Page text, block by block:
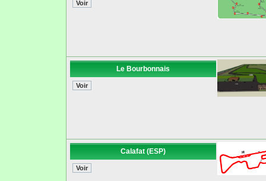
Le Bourbonnais
Calafat (ESP)